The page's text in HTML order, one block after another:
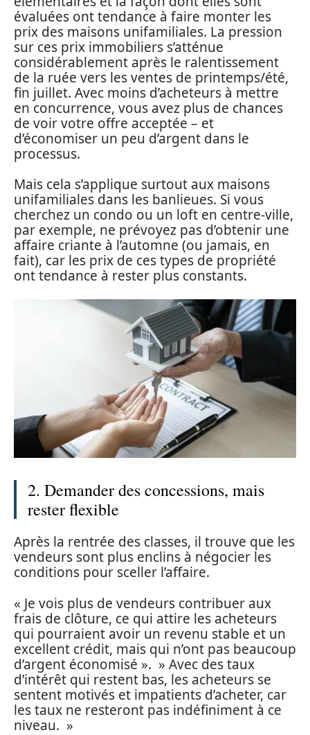
évaluées ont tendance à faire monter les
prix des maisons unifamiliales. La pression
sur ces prix immobiliers s’atténue
considérablement après le ralentissement
de la ruée vers les ventes de printemps/été,
fin juillet. Avec moins d’acheteurs à mettre
en concurrence, vous avez plus de chances
de voir votre offre acceptée – et
d’économiser un peu d’argent dans le
processus.
Mais cela s’applique surtout aux maisons
unifamiliales dans les banlieues. Si vous
cherchez un condo ou un loft en centre-ville,
par exemple, ne prévoyez pas d’obtenir une
affaire criante à l’automne (ou jamais, en
fait), car les prix de ces types de propriété
ont tendance à rester plus constants.
2. Demander des concessions, mais
rester flexible
Après la rentrée des classes, il trouve que les
vendeurs sont plus enclins à négocier les
conditions pour sceller l’affaire.
« Je vois plus de vendeurs contribuer aux
frais de clôture, ce qui attire les acheteurs
qui pourraient avoir un revenu stable et un
excellent crédit, mais qui n’ont pas beaucoup
d’argent économisé ». » Avec des taux
d’intérêt qui restent bas, les acheteurs se
sentent motivés et impatients d’acheter, car
les taux ne resteront pas indéfiniment à ce
niveau. »